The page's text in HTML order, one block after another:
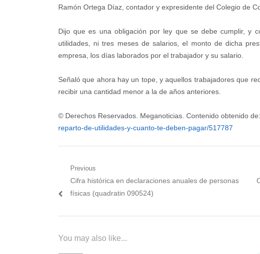
Ramón Ortega Díaz, contador y expresidente del Colegio de
Dijo que es una obligación por ley que se debe cumplir, y
utilidades, ni tres meses de salarios, el monto de dicha
empresa, los días laborados por el trabajador y su salario.
Señaló que ahora hay un tope, y aquellos trabajadores que
recibir una cantidad menor a la de años anteriores.
© Derechos Reservados. Meganoticias. Contenido obtenido de:
reparto-de-utilidades-y-cuanto-te-deben-pagar/517787
Navegación
de
Previous
Previous
post:
Cifra histórica en declaraciones anuales de personas
físicas (quadratin 090524)
You may also like...